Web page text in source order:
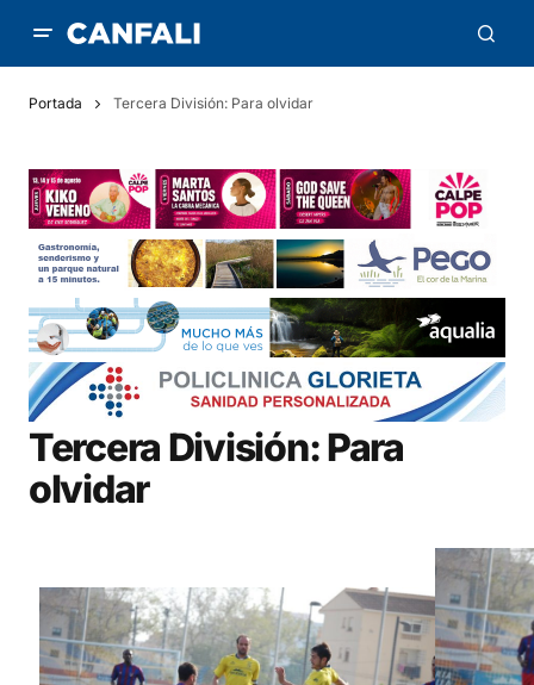
Portada Tercera División: Para olvidar
Tercera División: Para
olvidar